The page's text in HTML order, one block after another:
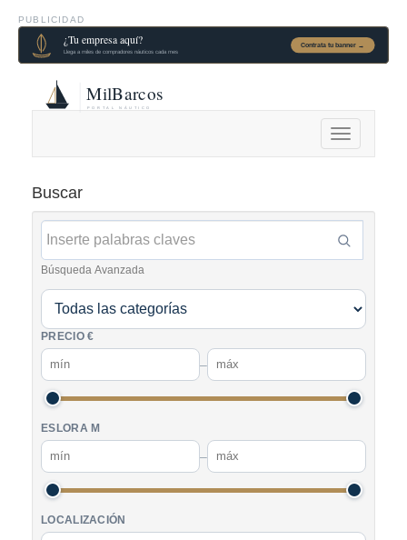
PUBLICIDAD
Alternar
navegación
Buscar
Búsqueda Avanzada
PRECIO €
–
ESLORA M
–
LOCALIZACIÓN